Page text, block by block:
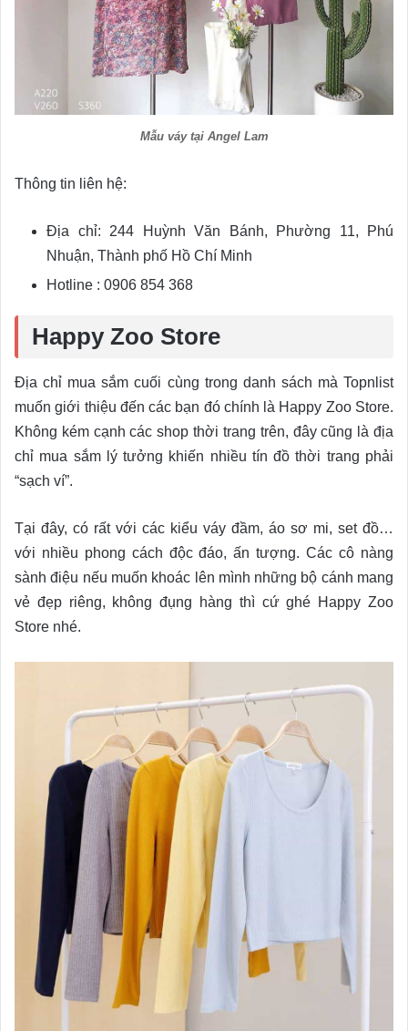
Mẫu váy tại Angel Lam
Thông tin liên hệ:
Địa chỉ: 244 Huỳnh Văn Bánh, Phường 11, Phú
Nhuận, Thành phố Hồ Chí Minh
Hotline : 0906 854 368
Happy Zoo Store
Địa chỉ mua sắm cuối cùng trong danh sách mà Topnlist
muốn giới thiệu đến các bạn đó chính là Happy Zoo Store.
Không kém cạnh các shop thời trang trên, đây cũng là địa
chỉ mua sắm lý tưởng khiến nhiều tín đồ thời trang phải
“sạch ví”.
Tại đây, có rất với các kiểu váy đầm, áo sơ mi, set đồ…
với nhiều phong cách độc đáo, ấn tượng. Các cô nàng
sành điệu nếu muốn khoác lên mình những bộ cánh mang
vẻ đẹp riêng, không đụng hàng thì cứ ghé Happy Zoo
Store nhé.